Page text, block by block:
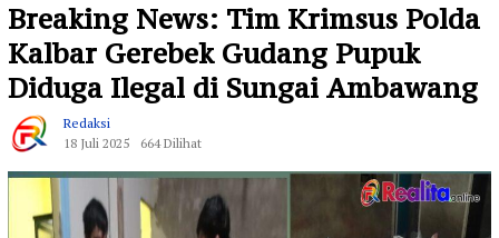
Breaking News: Tim Krimsus Polda
Kalbar Gerebek Gudang Pupuk
Diduga Ilegal di Sungai Ambawang
Redaksi
18 Juli 2025
664 Dilihat